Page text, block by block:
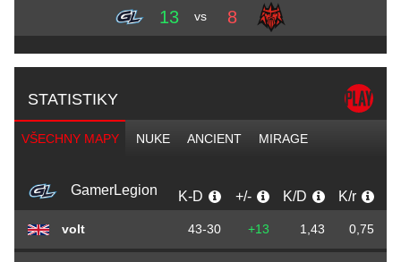
13 vs 8
STATISTIKY
VŠECHNY MAPY NUKE ANCIENT MIRAGE
GamerLegion K-D +/- K/D K/r
volt 43-30 +13 1,43 0,75